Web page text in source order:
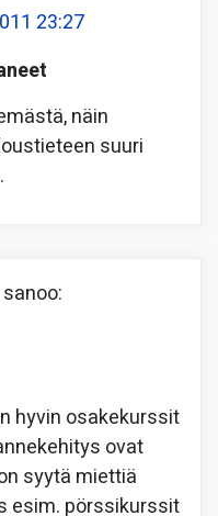
23:27
näin
suuri
sanoo:
hyvin osakekurssit
ovat
syytä miettiä
esim. pörssikurssit